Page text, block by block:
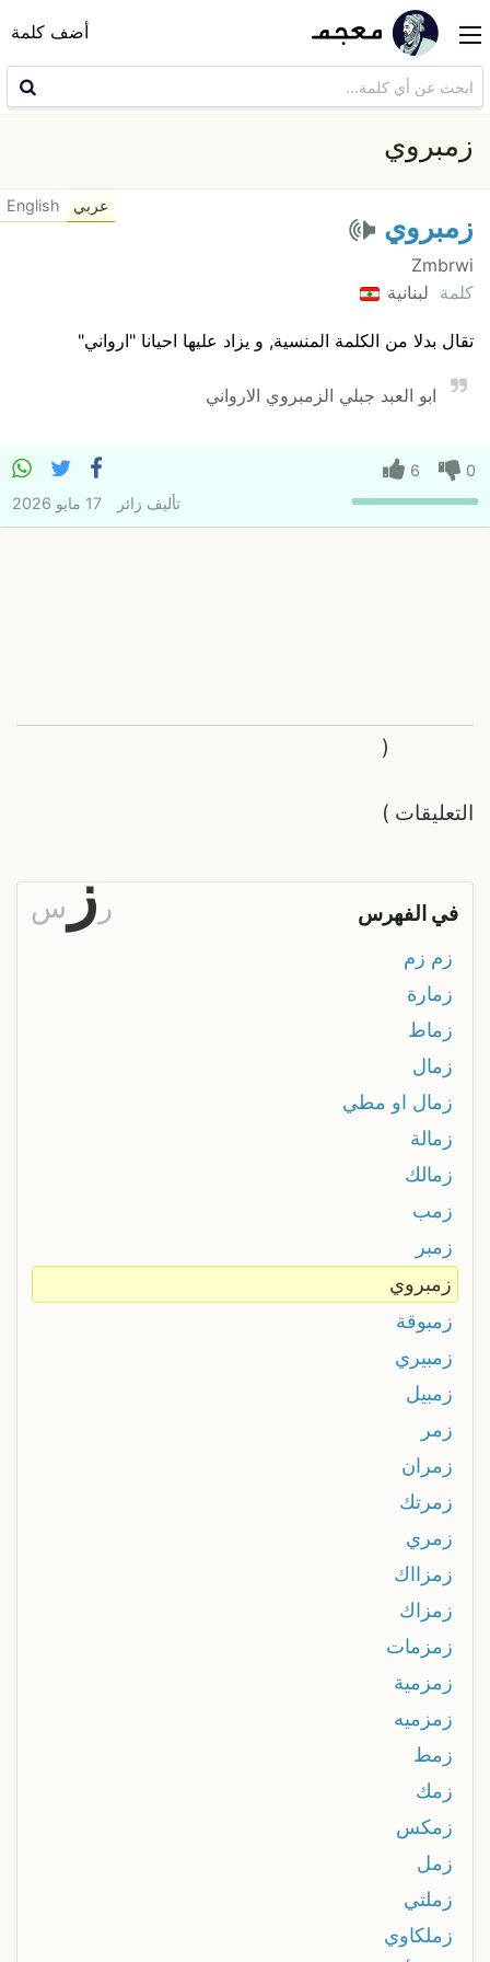
أضف كلمة
زمبروي
زمبروي
Zmbrwi
كلمة لبنانية
تقال بدلا من الكلمة المنسية, و يزاد عليها احيانا "ارواني"
ابو العبد جبلي الزمبروي الارواني
عربي English
0
6
تأليف زائر 17 مايو 2026
التعليقات
(
)
في الفهرس ر ز س
زم زم
زمارة
زماط
زمال
زمال او مطي
زمالة
زمالك
زمب
زمبر
زمبروي
زمبوقة
زمبيري
زمبيل
زمر
زمران
زمرتك
زمري
زمزااك
زمزاك
زمزمات
زمزمية
زمزميه
زمط
زمك
زمكس
زمل
زملتي
زملكاوي